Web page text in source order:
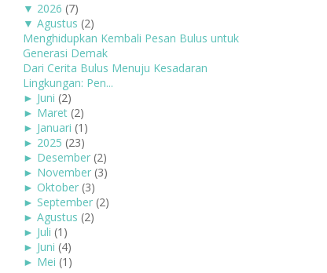
▼ 2026 (7)
▼ Agustus (2)
Menghidupkan Kembali Pesan Bulus untuk
Generasi Demak
Dari Cerita Bulus Menuju Kesadaran
Lingkungan: Pen...
► Juni (2)
► Maret (2)
► Januari (1)
► 2025 (23)
► Desember (2)
► November (3)
► Oktober (3)
► September (2)
► Agustus (2)
► Juli (1)
► Juni (4)
► Mei (1)